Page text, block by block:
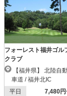
フォーレスト福井ゴル
クラブ
車道 / 福井北IC
平日
7,480円